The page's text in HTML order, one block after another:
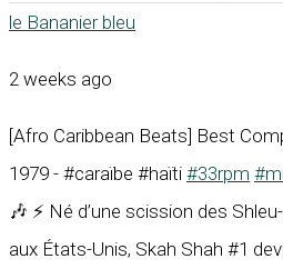
le Bananier bleu
2 weeks ago
[Afro Caribbean Beats] Best
1979 - #caraïbe #haïti #33rpm
🎶 ⚡ Né d’une scission des
aux États-Unis, Skah Shah #1